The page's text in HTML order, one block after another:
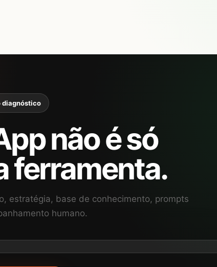
diagnóstico
não é só
ferramenta.
estratégia, base de conhecimento, prompts
humano.